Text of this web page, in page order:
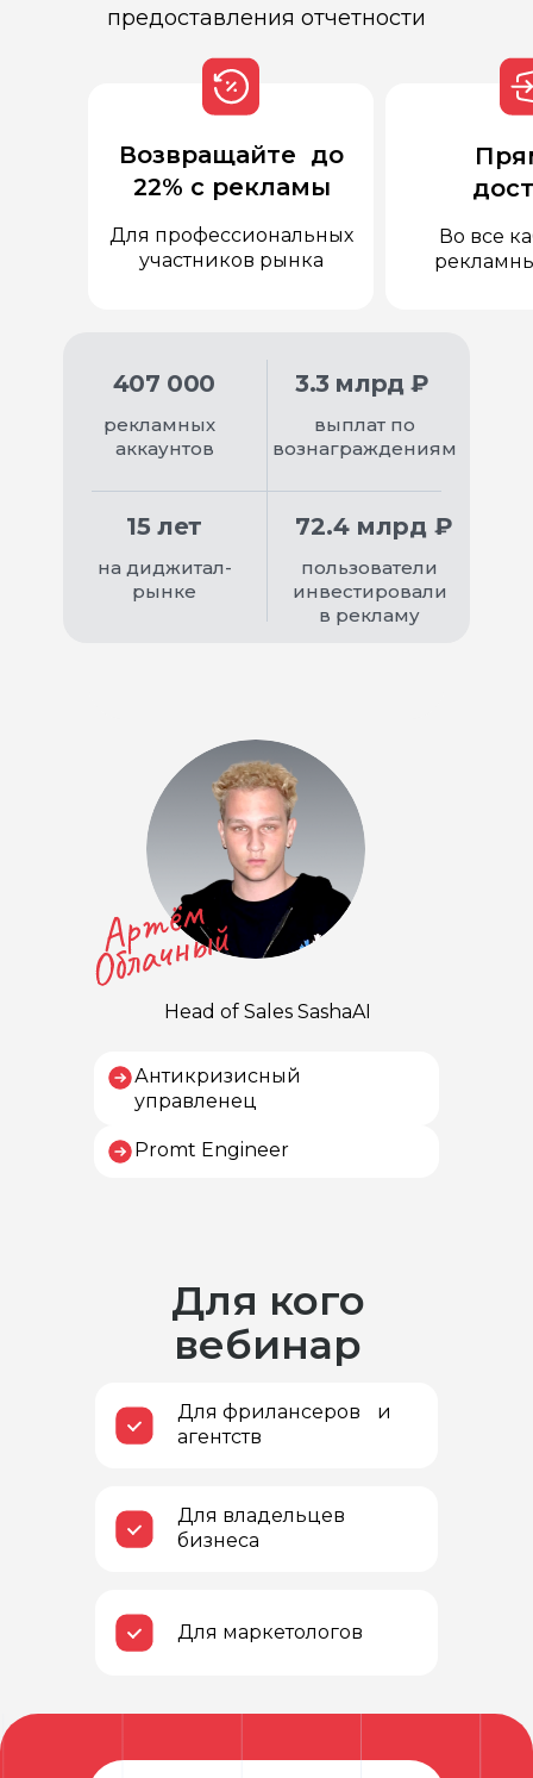
предоставления отчетности
Возвращайте до
22% с рекламы
Для профессиональных
участников рынка
Во все
407 000
рекламных
аккаунтов
3.3 млрд ₽
выплат по
вознаграждениям
15 лет
на диджитал-
рынке
72.4 млрд ₽
пользователи
инвестировали
в рекламу
Head of Sales SashaAI
Антикризисный
управленец
Promt Engineer
Для кого
вебинар
Для фрилансеров и
агентств
Для владельцев
бизнеса
Для маркетологов